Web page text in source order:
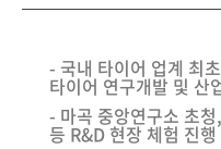
- 국내 타이어 업계 최
타이어 연구개발 및 산
- 마곡 중앙연구소 초
등 R&D 현장 체험 진행